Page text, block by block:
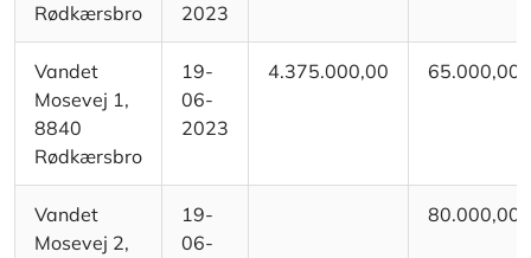
Rødkærsbro
2023
Vandet
Mosevej 1,
8840
Rødkærsbro
19-
06-
2023
4.375.000,00 65.000,00
Vandet
Mosevej 2,
19-
06-
80.000,00